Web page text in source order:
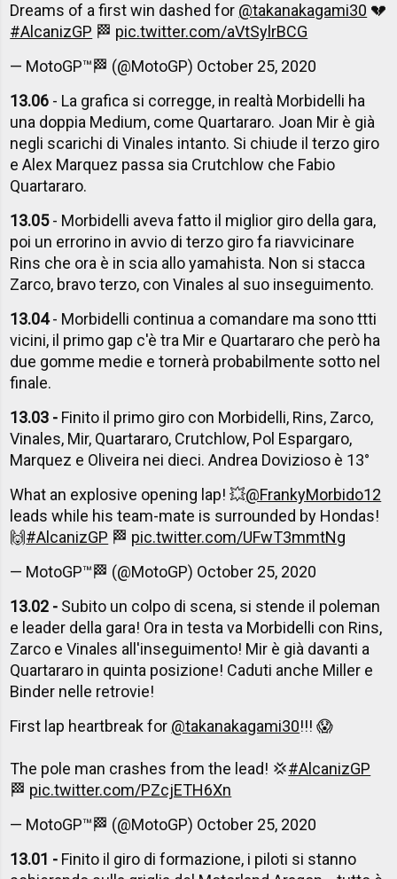
Dreams of a first win dashed for @takanakagami30 💔
#AlcanizGP 🏁 pic.twitter.com/aVtSylrBCG
— MotoGP™🏁 (@MotoGP) October 25, 2020
13.06 - La grafica si corregge, in realtà Morbidelli ha
una doppia Medium, come Quartararo. Joan Mir è già
negli scarichi di Vinales intanto. Si chiude il terzo giro
e Alex Marquez passa sia Crutchlow che Fabio
Quartararo.
13.05- Morbidelli aveva fatto il miglior giro della gara,
poi un errorino in avvio di terzo giro fa riavvicinare
Rins che ora è in scia allo yamahista. Non si stacca
Zarco, bravo terzo, con Vinales al suo inseguimento.
13.04- Morbidelli continua a comandare ma sono ttti
vicini, il primo gap c'è tra Mir e Quartararo che però ha
due gomme medie e tornerà probabilmente sotto nel
finale.
13.03 - Finito il primo giro con Morbidelli, Rins, Zarco,
Vinales, Mir, Quartararo, Crutchlow, Pol Espargaro,
Marquez e Oliveira nei dieci. Andrea Dovizioso è 13°
What an explosive opening lap! 💥@FrankyMorbido12
leads while his team-mate is surrounded by Hondas!
🙌#AlcanizGP 🏁 pic.twitter.com/UFwT3mmtNg
— MotoGP™🏁 (@MotoGP) October 25, 2020
13.02 - Subito un colpo di scena, si stende il poleman
e leader della gara! Ora in testa va Morbidelli con Rins,
Zarco e Vinales all'inseguimento! Mir è già davanti a
Quartararo in quinta posizione! Caduti anche Miller e
Binder nelle retrovie!
First lap heartbreak for @takanakagami30!!! 😱
The pole man crashes from the lead! 💢#AlcanizGP
🏁 pic.twitter.com/PZcjETH6Xn
— MotoGP™🏁 (@MotoGP) October 25, 2020
13.01 - Finito il giro di formazione, i piloti si stanno